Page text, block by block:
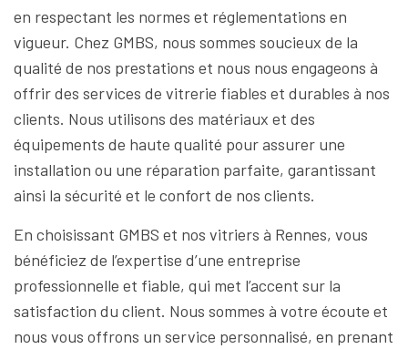
en respectant les normes et réglementations en
vigueur. Chez GMBS, nous sommes soucieux de la
qualité de nos prestations et nous nous engageons à
offrir des services de vitrerie fiables et durables à nos
clients. Nous utilisons des matériaux et des
équipements de haute qualité pour assurer une
installation ou une réparation parfaite, garantissant
ainsi la sécurité et le confort de nos clients.
En choisissant GMBS et nos vitriers à Rennes, vous
bénéficiez de l’expertise d’une entreprise
professionnelle et fiable, qui met l’accent sur la
satisfaction du client. Nous sommes à votre écoute et
nous vous offrons un service personnalisé, en prenant